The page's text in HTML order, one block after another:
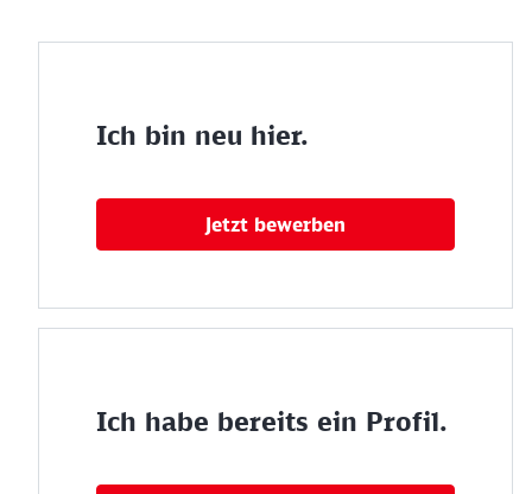
Ich bin neu hier.
Jetzt bewerben
Ich habe bereits ein Profil.